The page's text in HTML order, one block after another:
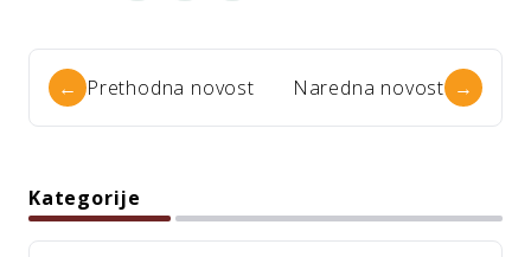
← Prethodna novost Naredna novost →
Kategorije